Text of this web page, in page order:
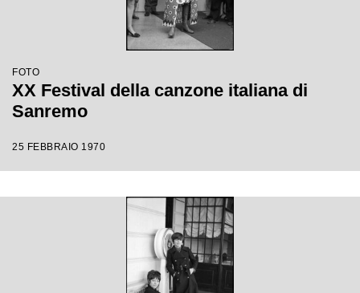
FOTO
XX Festival della canzone italiana di
Sanremo
25 FEBBRAIO 1970